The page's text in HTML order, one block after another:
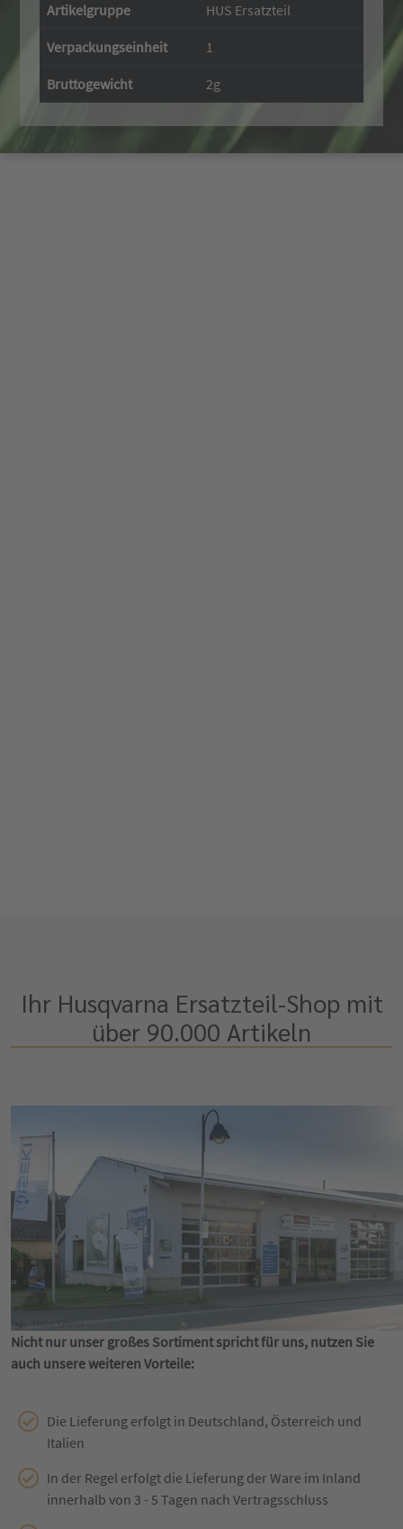
Artikelgruppe HUS Ersatzteil
Verpackungseinheit 1
Bruttogewicht 2g
Ihr Husqvarna Ersatzteil-Shop mit
über 90.000 Artikeln
Nicht nur unser großes Sortiment spricht für uns, nutzen Sie
auch unsere weiteren Vorteile:
Die Lieferung erfolgt in Deutschland, Österreich und
Italien
In der Regel erfolgt die Lieferung der Ware im Inland
innerhalb von 3 - 5 Tagen nach Vertragsschluss